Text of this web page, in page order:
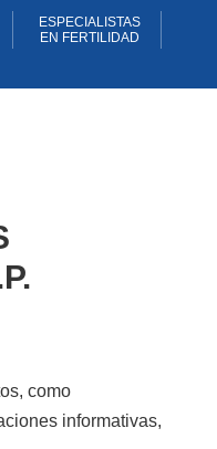
ESPECIALISTAS
EN FERTILIDAD
como
informativas,